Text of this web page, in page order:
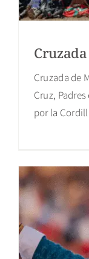
Cruzada de
Cruz,
por la